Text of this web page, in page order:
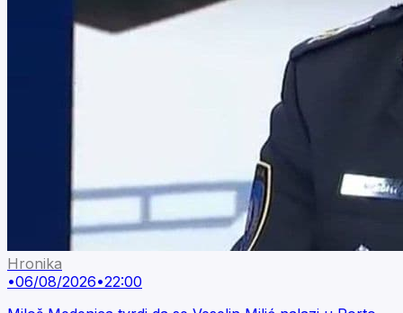
Hronika
•06/08/2026•22:00